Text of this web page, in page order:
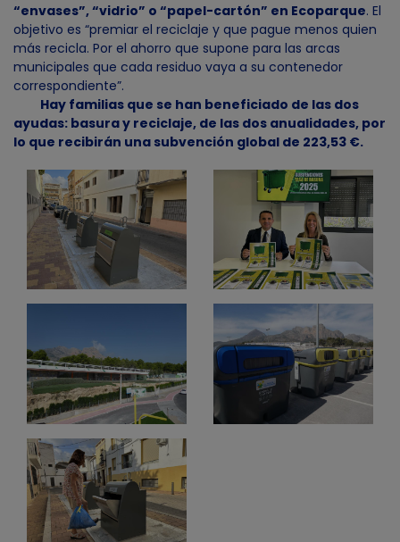
“envases”, “vidrio” o “papel-cartón” en Ecoparque. El
objetivo es “premiar el reciclaje y que pague menos quien
más recicla. Por el ahorro que supone para las arcas
municipales que cada residuo vaya a su contenedor
correspondiente”.
Hay familias que se han beneficiado de las dos
ayudas: basura y reciclaje, de las dos anualidades, por
lo que recibirán una subvención global de 223,53 €.